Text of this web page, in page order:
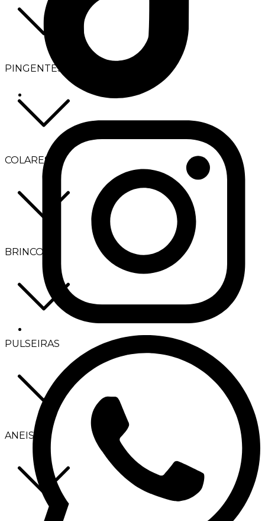
PINGENTES
COLARES
BRINCOS
PULSEIRAS
ANEIS